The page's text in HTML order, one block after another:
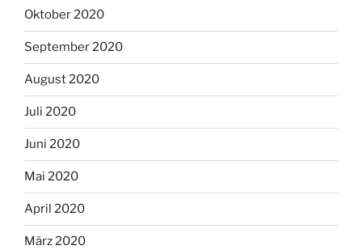
Oktober 2020
September 2020
August 2020
Juli 2020
Juni 2020
Mai 2020
April 2020
März 2020